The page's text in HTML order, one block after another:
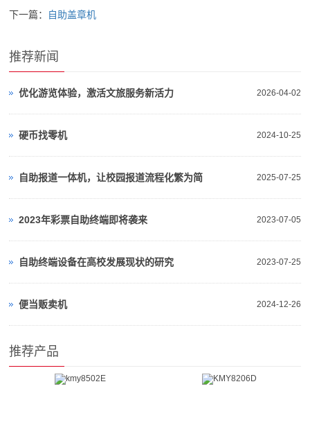
下一篇： 自助盖章机
推荐新闻
2026-04-02
优化游览体验，激活文旅服务新活力
2024-10-25
硬币找零机
2025-07-25
自助报道一体机，让校园报道流程化繁为简
2023-07-05
2023年彩票自助终端即将袭来
2023-07-25
自助终端设备在高校发展现状的研究
2024-12-26
便当贩卖机
推荐产品